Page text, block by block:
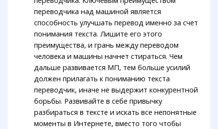
переводчика над машиной является
способность улучшать перевод именно за счет
понимания текста. Лишите его этого
преимущества, и грань между переводом
человека и машины начнет стираться. Чем
дальше развивается МП, тем больше усилий
должен прилагать к пониманию текста
переводчик, иначе не выдержит конкурентной
борьбы. Развивайте в себе привычку
разбираться в тексте и искать все непонятные
моменты в Интернете, вместо того чтобы